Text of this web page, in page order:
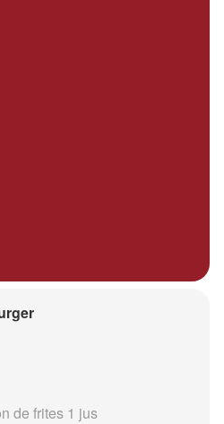
de frites 1 jus